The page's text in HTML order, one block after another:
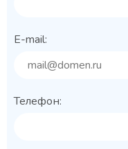
E-mail:
Телефон: